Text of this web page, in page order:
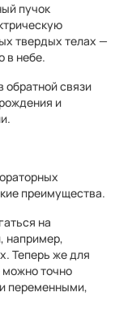
пучок
твердых телах —
в небе.
обратной связи
и
преимущества.
на
например,
Теперь же для
можно точно
переменными,